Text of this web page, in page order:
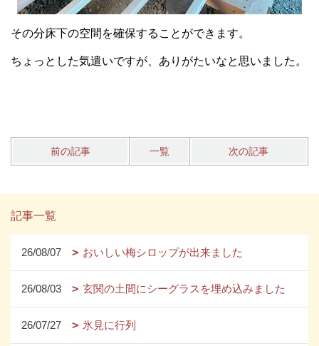
その分床下の空間を確保することができます。
ちょっとした気遣いですが、ありがたいなと思いました。
前の記事 一覧 次の記事
記事一覧
26/08/07 おいしい梅シロップが出来ました
26/08/03 玄関の土間にシーグラスを埋め込みました
26/07/27 氷見に行列